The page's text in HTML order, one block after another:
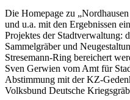
Die Homepage zu
und u.a. mit den Ergebnissen
Projektes der Stadtverwaltung:
Sammelgräber und
Stresemann-Ring bereichert
Sven Gerwien vom Amt für
Abstimmung mit der KZ-
Volksbund Deutsche